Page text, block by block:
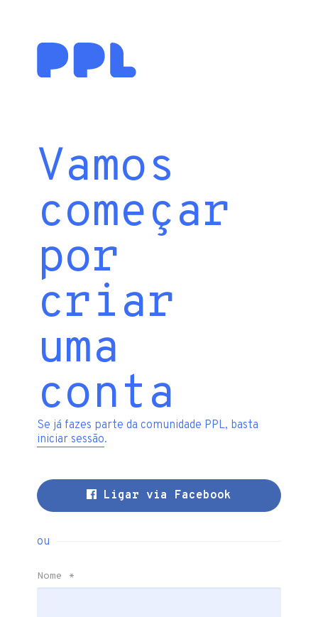
Vamos
começar
por
criar
uma
conta
Se já fazes parte da comunidade PPL, basta
iniciar sessão.
Ligar via Facebook
ou
Nome *